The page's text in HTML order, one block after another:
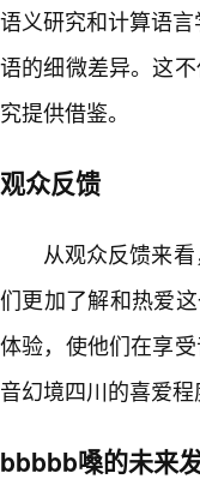
语义研究和计算语言
语的细微差异。这
究提供借鉴。
观众反馈
从观众反馈来
们更加了解和热爱
体验，使他们在享
音幻境四川的喜爱程
bbbbb嗓的未来